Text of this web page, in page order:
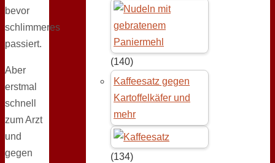
bevor
schlimmeres
passiert.
Aber
erstmal
schnell
zum Arzt
und
gegen
(140)
Kaffeesatz gegen
Kartoffelkäfer und
mehr
(134)